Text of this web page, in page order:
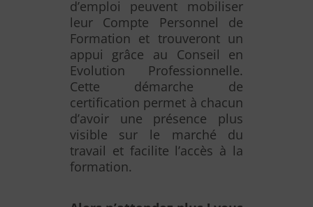
d’emploi peuvent mobiliser
leur Compte Personnel de
Formation et trouveront un
appui grâce au Conseil en
Evolution Professionnelle.
Cette démarche de
certification permet à chacun
d’avoir une présence plus
visible sur le marché du
travail et facilite l’accès à la
formation.